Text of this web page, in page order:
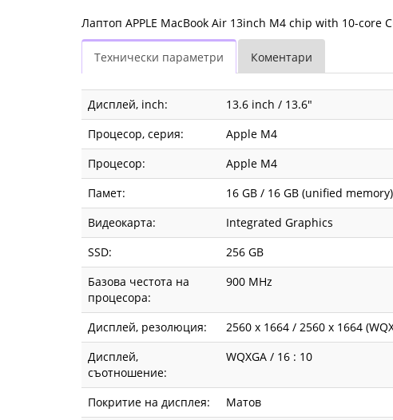
|
Fly.bg
Лаптоп APPLE MacBook Air 13inch M4 chip with 10-core
Технически параметри Коментари
Дисплей, inch:
13.6 inch / 13.6"
Процесор, серия:
Apple M4
Процесор:
Apple M4
Памет:
16 GB / 16 GB (unified memory)
Видеокарта:
Integrated Graphics
SSD:
256 GB
Базова честота на
процесора:
900 MHz
Дисплей, резолюция:
2560 x 1664 / 2560 x 1664
Дисплей,
съотношение:
WQXGA / 16 : 10
Покритие на дисплея:
Матов